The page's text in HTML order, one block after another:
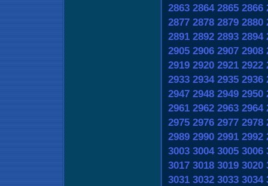
2863 2864 2865 2866
2877 2878 2879 2880
2891 2892 2893 2894
2905 2906 2907 2908
2919 2920 2921 2922
2933 2934 2935 2936
2947 2948 2949 2950
2961 2962 2963 2964
2975 2976 2977 2978
2989 2990 2991 2992
3003 3004 3005 3006
3017 3018 3019 3020
3031 3032 3033 3034